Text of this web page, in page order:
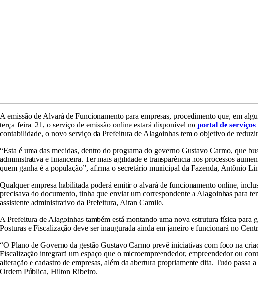
A emissão de Alvará de Funcionamento para empresas, procedimento que, em
terça-feira, 21, o serviço de emissão online estará disponível no portal de
contabilidade, o novo serviço da Prefeitura de Alagoinhas tem o objetivo de
“Esta é uma das medidas, dentro do programa do governo Gustavo Carmo, que
administrativa e financeira. Ter mais agilidade e transparência nos processos
quem ganha é a população”, afirma o secretário municipal da Fazenda, Antônio
Qualquer empresa habilitada poderá emitir o alvará de funcionamento online,
precisava do documento, tinha que enviar um correspondente a Alagoinhas para
assistente administrativo da Prefeitura, Airan Camilo.
A Prefeitura de Alagoinhas também está montando uma nova estrutura física
Posturas e Fiscalização deve ser inaugurada ainda em janeiro e funcionará no
“O Plano de Governo da gestão Gustavo Carmo prevê iniciativas com foco na
Fiscalização integrará um espaço que o microempreendedor, empreendedor ou
alteração e cadastro de empresas, além da abertura propriamente dita. Tudo
Ordem Pública, Hilton Ribeiro.